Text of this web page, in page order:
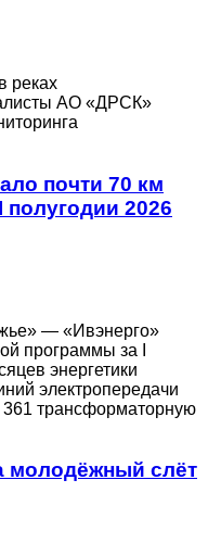
реках
АО «ДРСК»
почти 70 км
2026
— «Ивэнерго»
программы за I
энергетики
электропередачи
трансформаторную
молодёжный слёт